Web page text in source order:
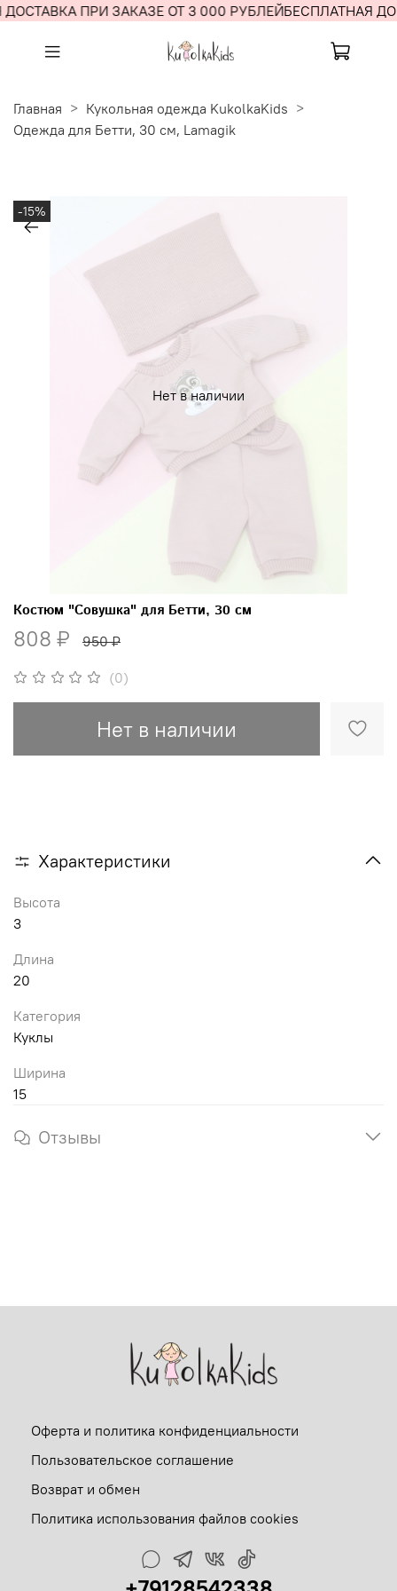
ПРИ ЗАКАЗЕ ОТ 3 000 РУБЛЕЙБЕСПЛАТНАЯ
Главная
Кукольная одежда KukolkaKids
Одежда для Бетти, 30 см, Lamagik
Нет в наличии
-15%
(0)
Костюм "Совушка" для Бетти, 30 см
808 ₽ 950 ₽
Нет в наличии
Характеристики
Высота
3
Длина
20
Категория
Куклы
Ширина
15
Отзывы
Оферта и политика конфиденциальности
Пользовательское соглашение
Возврат и обмен
Политика использования файлов cookies